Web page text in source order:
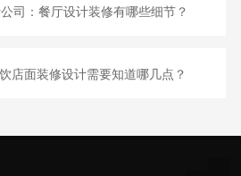
司​：餐厅设计装修有哪些细节？
店面装修设计需要知道哪几点？